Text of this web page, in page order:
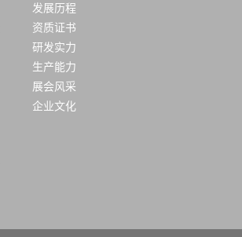
发展历程
资质证书
研发实力
生产能力
展会风采
企业文化